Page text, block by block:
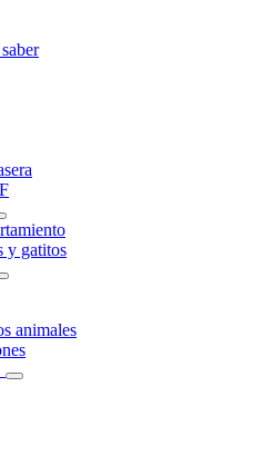
y gatitos
animales